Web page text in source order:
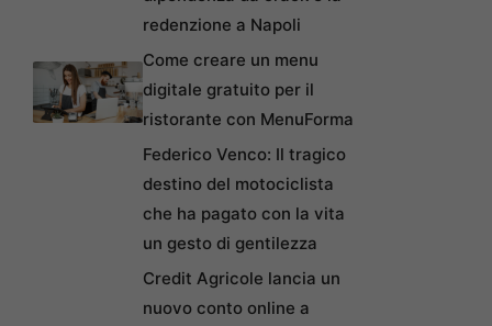
redenzione a Napoli
Come creare un menu
digitale gratuito per il
ristorante con MenuForma
Federico Venco: Il tragico
destino del motociclista
che ha pagato con la vita
un gesto di gentilezza
Credit Agricole lancia un
nuovo conto online a